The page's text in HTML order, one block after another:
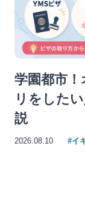
学園都市
リをした
説
2026.08.10 #イ